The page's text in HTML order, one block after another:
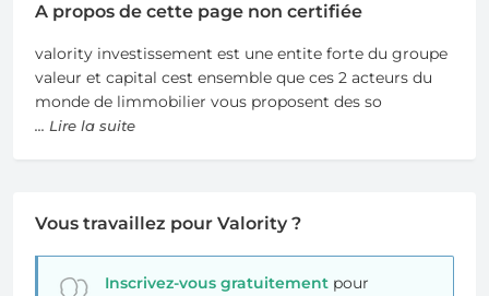
A propos de cette page non certifiée
valority investissement est une entite forte du groupe
valeur et capital cest ensemble que ces 2 acteurs du
monde de limmobilier vous proposent des so
... Lire la suite
Vous travaillez pour Valority ?
Inscrivez-vous gratuitementpour